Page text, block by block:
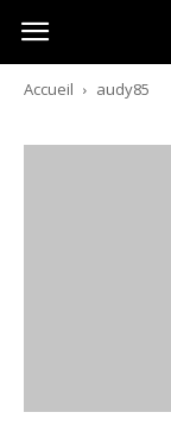
Australia-
australie.com
Accueil audy85